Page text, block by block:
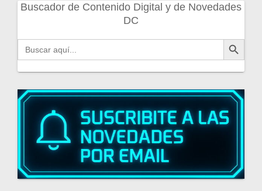
Buscador de Contenido Digital y de Novedades
DC
Buscar: Botón de búsqueda